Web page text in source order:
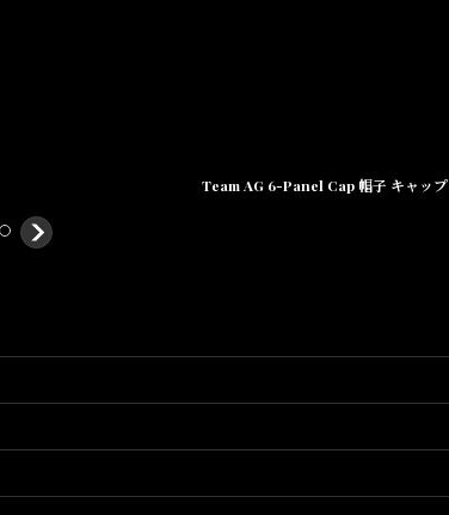
Team AG 6-Panel Cap 帽子 キャップ